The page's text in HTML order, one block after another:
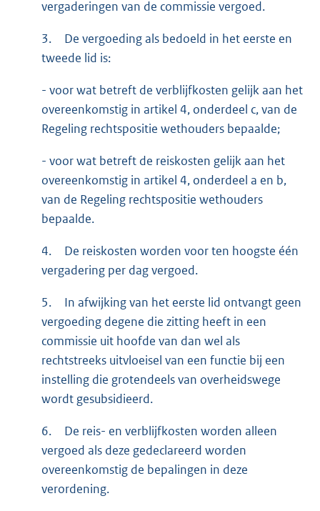
vergaderingen van de commissie vergoed.
3.
De vergoeding als bedoeld in het eerste en
tweede lid is:
- voor wat betreft de verblijfkosten gelijk aan het
overeenkomstig in artikel 4, onderdeel c, van de
Regeling rechtspositie wethouders bepaalde;
- voor wat betreft de reiskosten gelijk aan het
overeenkomstig in artikel 4, onderdeel a en b,
van de Regeling rechtspositie wethouders
bepaalde.
4.
De reiskosten worden voor ten hoogste één
vergadering per dag vergoed.
5.
In afwijking van het eerste lid ontvangt geen
vergoeding degene die zitting heeft in een
commissie uit hoofde van dan wel als
rechtstreeks uitvloeisel van een functie bij een
instelling die grotendeels van overheidswege
wordt gesubsidieerd.
6.
De reis- en verblijfkosten worden alleen
vergoed als deze gedeclareerd worden
overeenkomstig de bepalingen in deze
verordening.